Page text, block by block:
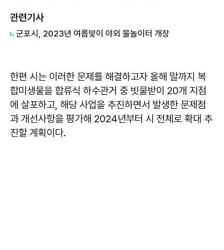
관련기사
군포시, 2023년 여름맞이 야외 물놀이터 개장
한편 시는 이러한 문제를 해결하고자 올해 말까지 복
합미생물을 합류식 하수관거 중 빗물받이 20개 지점
에 살포하고, 해당 사업을 추진하면서 발생한 문제점
과 개선사항을 평가해 2024년부터 시 전체로 확대 추
진할 계획이다.